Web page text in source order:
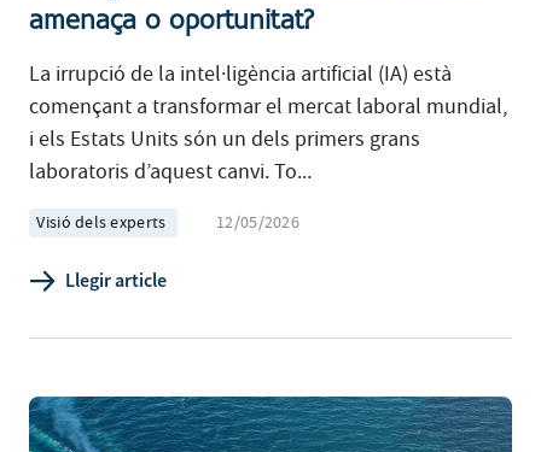
amenaça o oportunitat?
La irrupció de la intel·ligència artificial (IA) està
començant a transformar el mercat laboral mundial,
i els Estats Units són un dels primers grans
laboratoris d’aquest canvi. To...
Visió dels experts 12/05/2026
Llegir article